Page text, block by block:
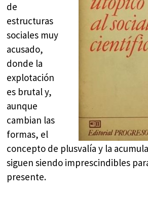
de
estructuras
sociales muy
acusado,
donde la
explotación
es brutal y,
aunque
cambian las
formas, el
concepto de plusvalía y la
siguen siendo imprescindibles
presente.